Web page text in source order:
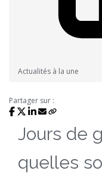
Actualités à la une
Partager sur :
Jours de
quelles